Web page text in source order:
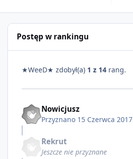
Postęp w rankingu
★WeeD★ zdobył(a) 1 z 14 rang.
Nowicjusz
Przyznano 15 Czerwca 2017
Rekrut
Jeszcze nie przyznane